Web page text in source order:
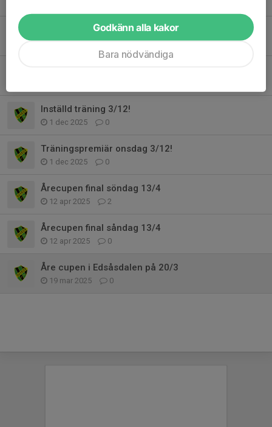
Vi smygstartar efter jul.
5 jan, 22:23 1
Inställd träning 3/12!
1 dec 2025 0
Träningspremiär onsdag 3/12!
1 dec 2025 0
Årecupen final söndag 13/4
12 apr 2025 2
Årecupen final såndag 13/4
12 apr 2025 0
Åre cupen i Edsåsdalen på 20/3
19 mar 2025 0
Godkänn alla kakor
Bara nödvändiga